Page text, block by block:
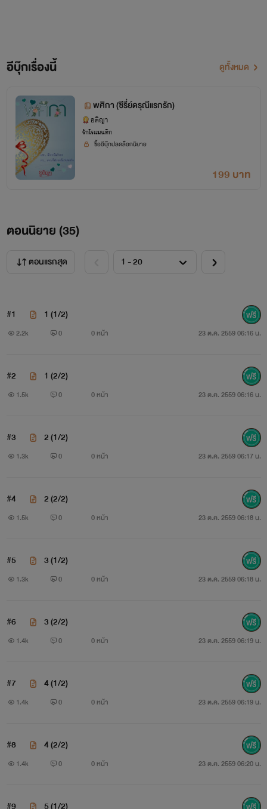
อีบุ๊กเรื่องนี้ ดูทั้งหมด
พศิกา (ซีรี่ย์ดรุณีแรกรัก)
อติญา
รักโรแมนติก
ซื้ออีบุ๊กปลดล็อกนิยาย
199 บาท
ตอนนิยาย (35)
ตอนแรกสุด
#1 1 (1/2)
2.2k 0 0 หน้า 23 ต.ค. 2559 06:16 น.
#2 1 (2/2)
1.5k 0 0 หน้า 23 ต.ค. 2559 06:16 น.
#3 2 (1/2)
1.3k 0 0 หน้า 23 ต.ค. 2559 06:17 น.
#4 2 (2/2)
1.5k 0 0 หน้า 23 ต.ค. 2559 06:18 น.
#5 3 (1/2)
1.3k 0 0 หน้า 23 ต.ค. 2559 06:18 น.
#6 3 (2/2)
1.4k 0 0 หน้า 23 ต.ค. 2559 06:19 น.
#7 4 (1/2)
1.4k 0 0 หน้า 23 ต.ค. 2559 06:19 น.
#8 4 (2/2)
1.4k 0 0 หน้า 23 ต.ค. 2559 06:20 น.
#9 5 (1/2)